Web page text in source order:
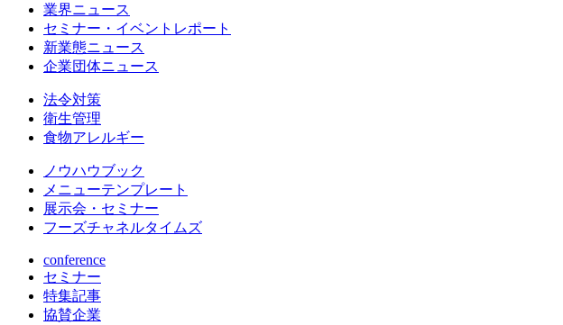
業界ニュース
セミナー・イベントレポート
新業態ニュース
企業団体ニュース
法令対策
衛生管理
食物アレルギー
ノウハウブック
メニューテンプレート
展示会・セミナー
フーズチャネルタイムズ
conference
セミナー
特集記事
協賛企業